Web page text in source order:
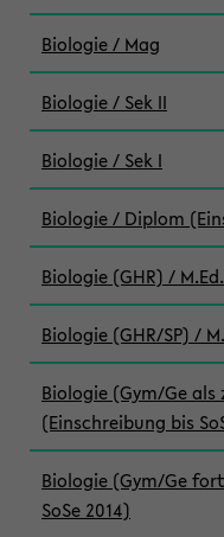
Biologie / Mag
Biologie / Sek II
Biologie / Sek I
Biologie / Diplom
Biologie (GHR) /
Biologie (GHR/SP) /
Biologie (Gym/Ge als
(Einschreibung bis
Biologie (Gym/Ge
SoSe 2014)